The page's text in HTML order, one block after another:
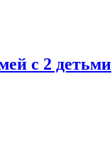
с 2 детьми